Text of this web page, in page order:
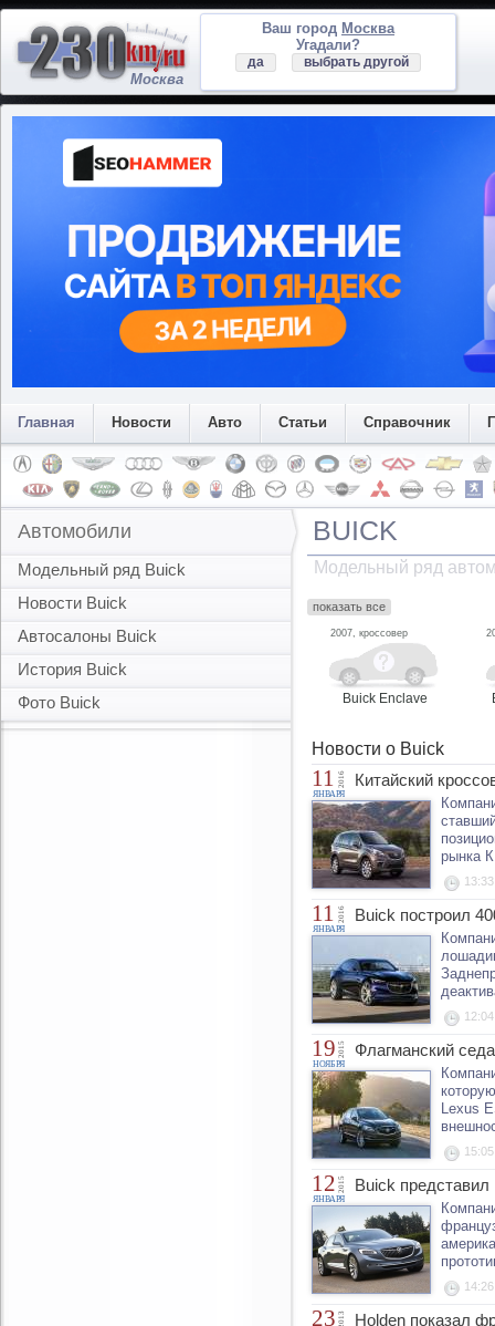
Москва
Ваш город Москва
Угадали?
да выбрать другой
Главная Новости Авто Статьи Справочник
Автомобили
Модельный ряд Buick
Новости Buick
Автосалоны Buick
История Buick
Фото Buick
BUICK
Модельный ряд
показать все
2007, кроссовер
Buick Enclave
Новости о Buick
11
ЯНВАРЯ
2016 Китайский
рынка
13:33
11
ЯНВАРЯ
2016 Buick построил
12:04
19
НОЯБРЯ
2015 Флагманский
Lexus
15:05
12
ЯНВАРЯ
2015 Buick
14:26
232013 Holden показал